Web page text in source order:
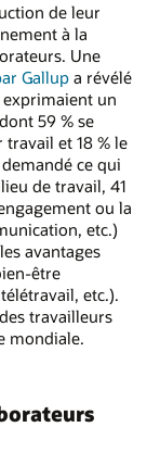
de leur
à la
Une
Gallup a révélé
un
59 % se
et 18 % le
ce qui
de travail, 41
ou la
etc.)
avantages
être
etc.).
travailleurs
mondiale.